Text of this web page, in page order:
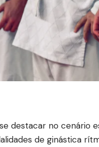
destacar no cenário
de ginástica